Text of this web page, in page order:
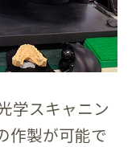
学スキャニン
作製が可能で